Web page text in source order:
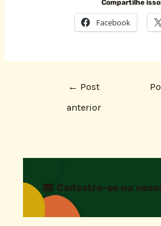
Compartilhe
Facebook
← Post
anterior
Cadastre-se na